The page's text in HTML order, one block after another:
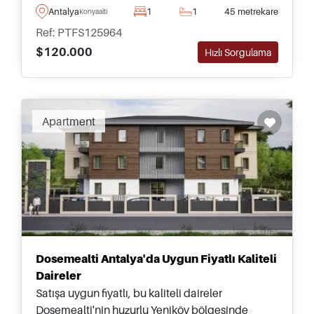
mağazalara ve ünlü plaja sadece kısa bir yürüme
AntalyaKonyaalti 1 1 45 metrekare
Ref: PTFS125964
$120.000
Hızlı Sorgulama
Apartment
Dosemealti Antalya'da Uygun Fiyatlı Kaliteli
Daireler
Satışa uygun fiyatlı, bu kaliteli daireler
Dosemealti'nin huzurlu Yeniköy bölgesinde